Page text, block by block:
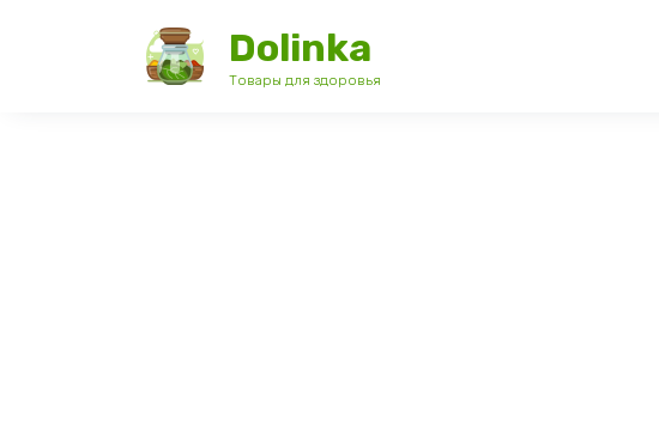
Dolinka
Товары для здоровья